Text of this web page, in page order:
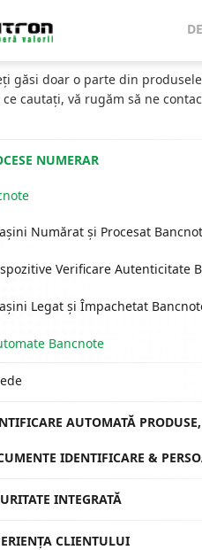
găsi doar o parte din
ce cautați, vă rugăm să ne
NUMERAR
Numărat și Procesat
Verificare Autenticitate
Legat și Împachetat
Bancnote
AUTOMATĂ PRODUSE,
IDENTIFICARE &
INTEGRATĂ
CLIENTULUI